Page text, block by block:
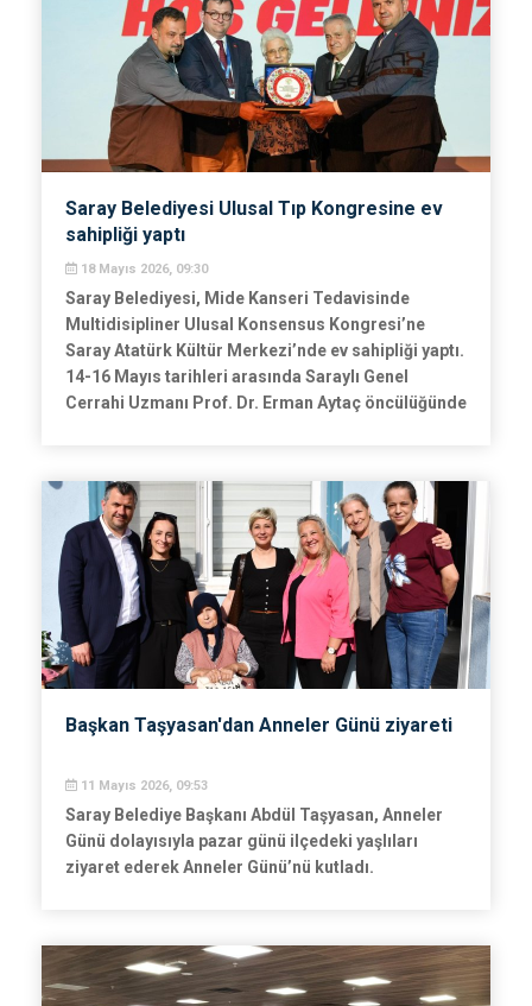
Saray Belediyesi Ulusal Tıp Kongresine ev
sahipliği yaptı
18 Mayıs 2026, 09:30
Saray Belediyesi, Mide Kanseri Tedavisinde
Multidisipliner Ulusal Konsensus Kongresi’ne
Saray Atatürk Kültür Merkezi’nde ev sahipliği yaptı.
14-16 Mayıs tarihleri arasında Saraylı Genel
Cerrahi Uzmanı Prof. Dr. Erman Aytaç öncülüğünde
multidisipliner tedavi süreçleri ele alındı.
Başkan Taşyasan'dan Anneler Günü ziyareti
11 Mayıs 2026, 09:53
Saray Belediye Başkanı Abdül Taşyasan, Anneler
Günü dolayısıyla pazar günü ilçedeki yaşlıları
ziyaret ederek Anneler Günü’nü kutladı.